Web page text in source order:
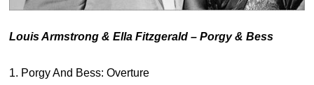
Louis Armstrong & Ella Fitzgerald – Porgy & Bess
1. Porgy And Bess: Overture